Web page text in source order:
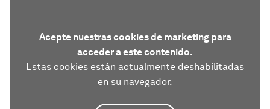
Acepte nuestras cookies de marketing para
acceder a este contenido.
Estas cookies están actualmente deshabilitadas
en su navegador.